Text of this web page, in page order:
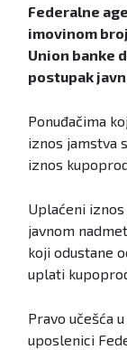
Federalne
imovinom
Union banke
postupak
Ponuđačima
iznos jamstva
iznos
Uplaćeni iznos
javnom
koji odustane
uplati
Pravo učešća
uposlenici